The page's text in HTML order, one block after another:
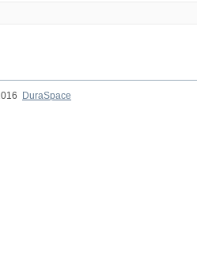
DuraSpace